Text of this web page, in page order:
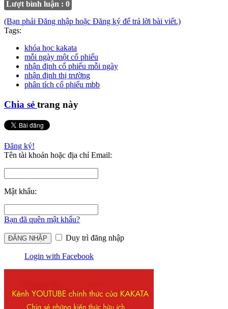
Lượt bình luận : 0
(Bạn phải Đăng nhập hoặc Đăng ký để trả lời bài viết.)
Tags:
khóa học kakata
mỗi ngày một cổ phiếu
nhận định cổ phiếu mỗi ngày
nhận định thị trường
phân tích cổ phiếu mbb
Chia sẻ trang này
Đăng ký!
Tên tài khoản hoặc địa chỉ Email:
Mật khẩu:
Bạn đã quên mật khẩu?
Duy trì đăng nhập
Login with Facebook